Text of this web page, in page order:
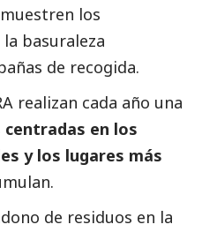
los
basuraleza
de recogida.
realizan cada año una
centradas en los
y los lugares más
de residuos en la